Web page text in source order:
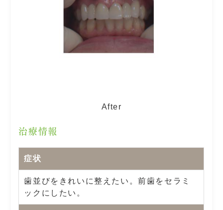
After
治療情報
症状
歯並びをきれいに整えたい。前歯をセラミ
ックにしたい。